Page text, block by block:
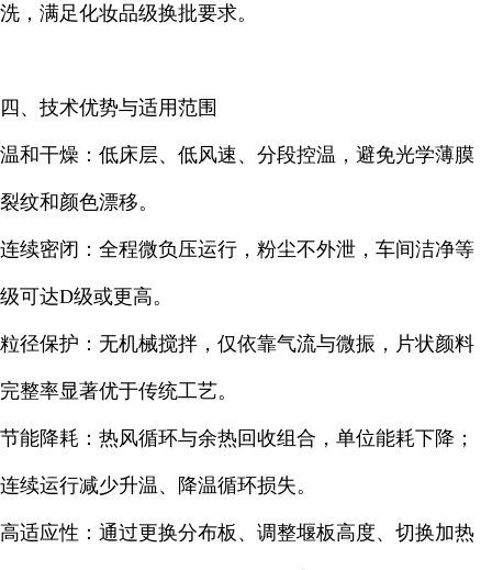
洗，满足化妆品级换批要求。
四、技术优势与适用范围
温和干燥：低床层、低风速、分段控温，避免光学薄膜
裂纹和颜色漂移。
连续密闭：全程微负压运行，粉尘不外泄，车间洁净等
级可达D级或更高。
粒径保护：无机械搅拌，仅依靠气流与微振，片状颜料
完整率显著优于传统工艺。
节能降耗：热风循环与余热回收组合，单位能耗下降；
连续运行减少升温、降温循环损失。
高适应性：通过更换分布板、调整堰板高度、切换加热